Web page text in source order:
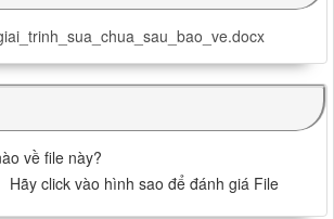
về file này?
Hãy click vào hình sao để đánh giá File